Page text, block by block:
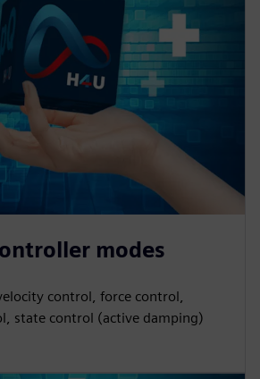
modes
control, force control,
state control (active damping)